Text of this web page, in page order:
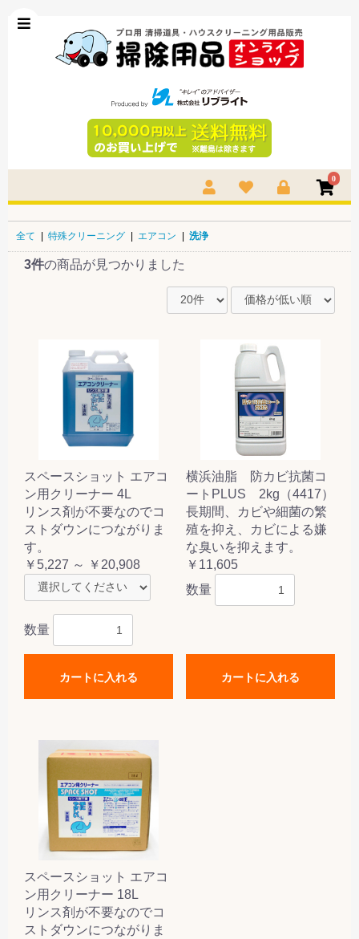
0
全て | 特殊クリーニング | エアコン | 洗浄
3件の商品が見つかりました
スペースショット エアコ
ン用クリーナー 4L
リンス剤が不要なのでコ
ストダウンにつながりま
す。
￥5,227 ～ ￥20,908
数量
カートに入れる
横浜油脂 防カビ抗菌コ
ートPLUS 2kg（4417）
長期間、カビや細菌の繁
殖を抑え、カビによる嫌
な臭いを抑えます。
￥11,605
数量
カートに入れる
スペースショット エアコ
ン用クリーナー 18L
リンス剤が不要なのでコ
ストダウンにつながりま